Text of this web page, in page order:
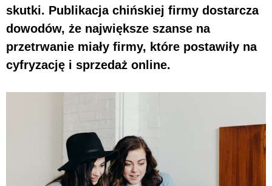
skutki. Publikacja chińskiej firmy dostarcza
dowodów, że największe szanse na
przetrwanie miały firmy, które postawiły na
cyfryzację i sprzedaż online.